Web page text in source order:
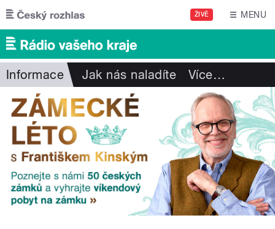
Přejít k hlavnímu obsahu
ŽIVĚ MENU
Informace Jak nás naladíte Více…